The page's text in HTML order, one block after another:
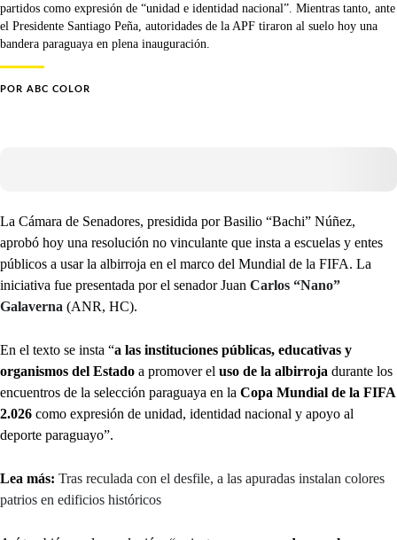
partidos como expresión de “unidad e identidad nacional”. Mientras tanto, ante
el Presidente Santiago Peña, autoridades de la APF tiraron al suelo hoy una
bandera paraguaya en plena inauguración.
POR ABC COLOR
La Cámara de Senadores, presidida por Basilio “Bachi” Núñez,
aprobó hoy una resolución no vinculante que insta a escuelas y entes
públicos a usar la albirroja en el marco del Mundial de la FIFA. La
iniciativa fue presentada por el senador Juan Carlos “Nano”
Galaverna (ANR, HC).
En el texto se insta “a las instituciones públicas, educativas y
organismos del Estado a promover el uso de la albirroja durante los
encuentros de la selección paraguaya en la Copa Mundial de la FIFA
2.026 como expresión de unidad, identidad nacional y apoyo al
deporte paraguayo”.
Lea más: Tras reculada con el desfile, a las apuradas instalan colores
patrios en edificios históricos